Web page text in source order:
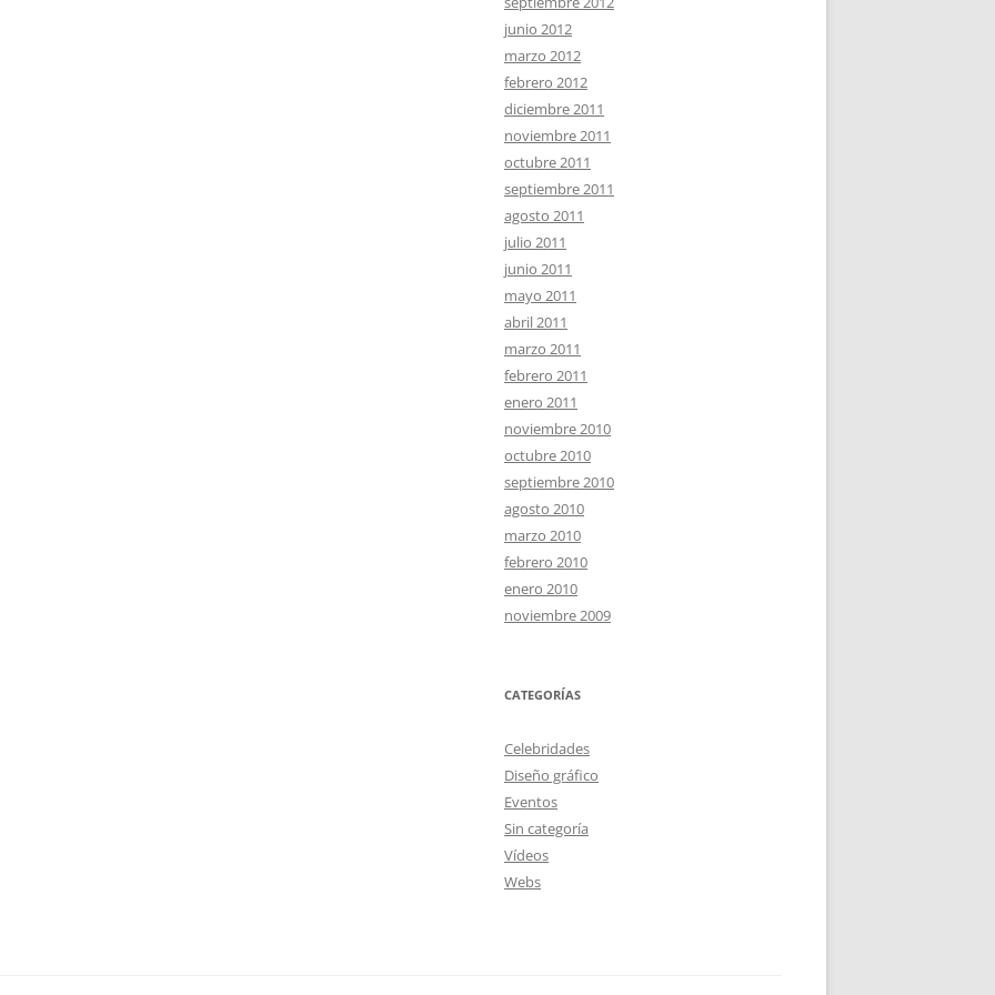
junio 2012
marzo 2012
febrero 2012
diciembre 2011
noviembre 2011
octubre 2011
septiembre 2011
agosto 2011
julio 2011
junio 2011
mayo 2011
abril 2011
marzo 2011
febrero 2011
enero 2011
noviembre 2010
octubre 2010
septiembre 2010
agosto 2010
marzo 2010
febrero 2010
enero 2010
noviembre 2009
CATEGORÍAS
Celebridades
Diseño gráfico
Eventos
Sin categoría
Vídeos
Webs